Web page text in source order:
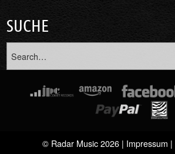
SUCHE
© Radar Music 2026 | Impressum |